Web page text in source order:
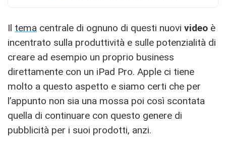
Il tema centrale di ognuno di questi nuovi video è
incentrato sulla produttività e sulle potenzialità di
creare ad esempio un proprio business
direttamente con un iPad Pro. Apple ci tiene
molto a questo aspetto e siamo certi che per
l’appunto non sia una mossa poi così scontata
quella di continuare con questo genere di
pubblicità per i suoi prodotti, anzi.